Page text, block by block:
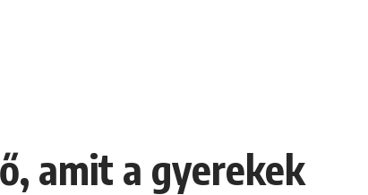
amit a gyerekek